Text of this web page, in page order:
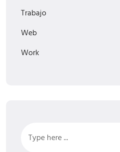
Trabajo
Web
Work